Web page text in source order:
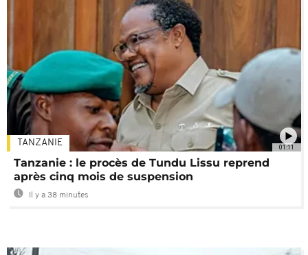
01:11
TANZANIE
Tanzanie : le procès de Tundu Lissu reprend
après cinq mois de suspension
Il y a 38 minutes